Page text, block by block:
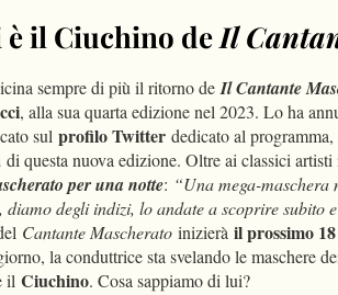
è il Ciuchino deIl
sempre di più il ritorno deIl Cantante
, alla sua quarta edizione nel 2023. Lo ha
sul profilo Twitter dedicato al programma,
di questa nuova edizione. Oltre ai classici
per una notte: “Una mega-maschera
degli indizi, lo andate a scoprire subito
Cantante Mascherato inizierà il prossimo
la conduttrice sta svelando le maschere
il Ciuchino. Cosa sappiamo di lui?